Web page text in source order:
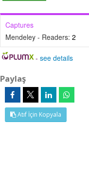
Captures
Mendeley - Readers: 2
-see details
Paylaş
Atıf İçin Kopyala